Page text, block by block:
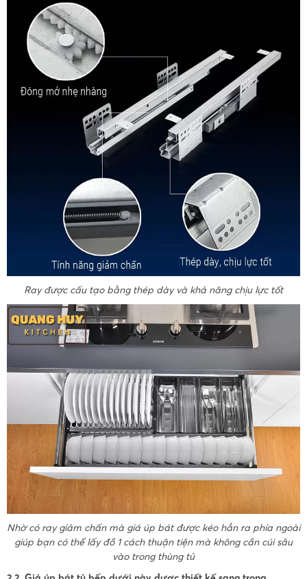
Ray được cấu tạo bằng thép dày và khả năng chịu lực tốt
Nhờ có ray giảm chấn mà giá úp bát được kéo hẳn ra phía ngoài
giúp bạn có thể lấy đồ 1 cách thuận tiện mà không cần cúi sâu
vào trong thùng tủ